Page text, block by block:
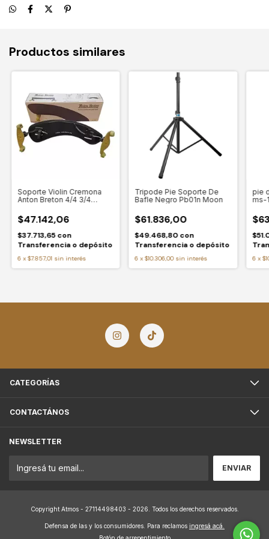
Productos similares
Soporte Violin Cremona
Anton Breton 4/4 3/4
$47.142,06
$37.713,65con
Transferencia o depósito
6 x$7.857,01 sin interés
Tripode Pie Soporte De
Bafle Negro Pb01n Moon
$61.836,00
$49.468,80con
Transferencia o depósito
6 x$10.306,00 sin interés
pie
ms-
6 x
CATEGORÍAS
CONTACTÁNOS
NEWSLETTER
Copyright Atmos - 27114498403 - 2026. Todos los derechos reservados.
Defensa de las y los consumidores. Para reclamos ingresá acá.